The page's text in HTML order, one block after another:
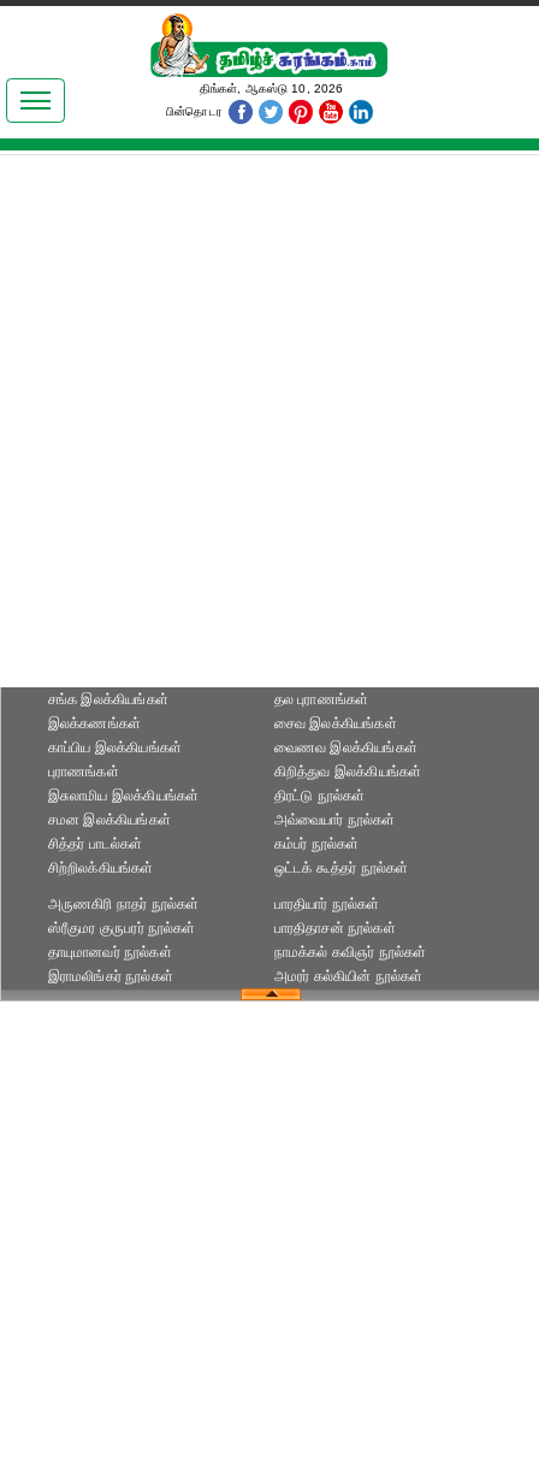
இலக்கியங்கள்
தமிழ் உலகம்
திங்கள், ஆகஸ்டு 10, 2026
பின்தொடர
சங்க இலக்கியங்கள்
இலக்கணங்கள்
காப்பிய இலக்கியங்கள்
புராணங்கள்
தல புராணங்கள்
சைவ இலக்கியங்கள்
வைணவ இலக்கியங்கள்
கிறித்துவ இலக்கியங்கள்
இசுலாமிய இலக்கியங்கள்
சமன இலக்கியங்கள்
சித்தர் பாடல்கள்
சிற்றிலக்கியங்கள்
திரட்டு நூல்கள்
அவ்வையார் நூல்கள்
கம்பர் நூல்கள்
ஒட்டக் கூத்தர் நூல்கள்
அருணகிரி நாதர் நூல்கள்
ஸ்ரீகுமர குருபரர் நூல்கள்
தாயுமானவர் நூல்கள்
இராமலிங்கர் நூல்கள்
பாரதியார் நூல்கள்
பாரதிதாசன் நூல்கள்
நாமக்கல் கவிஞர் நூல்கள்
அமரர் கல்கியின் நூல்கள்